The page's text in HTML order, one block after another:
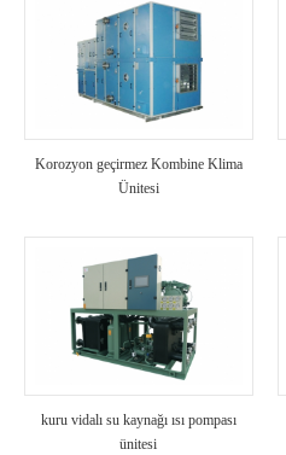
Korozyon geçirmez Kombine Klima
Ünitesi
kuru vidalı su kaynağı ısı pompası
ünitesi